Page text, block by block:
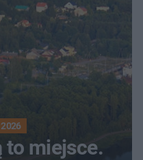
2026
to miejsce.